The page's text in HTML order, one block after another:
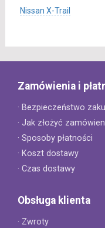
Nissan X-Trail
Zamówienia i
· Bezpieczeństwo
· Jak złożyć
· Sposoby płatności
· Koszt dostawy
· Czas dostawy
Obsługa klienta
· Zwroty